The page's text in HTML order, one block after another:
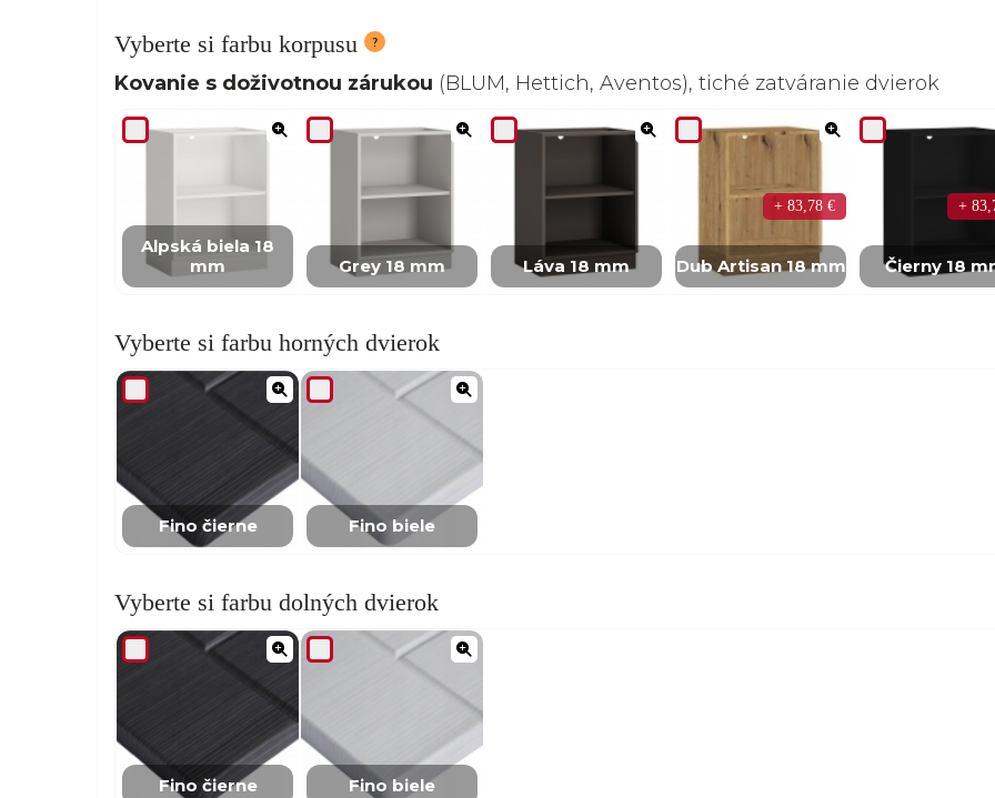
Vyberte si farbu korpusu
Kovanie s doživotnou zárukou (BLUM, Hettich, Aventos), tiché zatváranie dvierok
Alpská biela 18
mm
Grey 18 mm Láva 18 mm Dub Artisan 18 mm
+ 83,78 €
Čierny 18
+
Vyberte si farbu horných dvierok
Fino čierne Fino biele
Vyberte si farbu dolných dvierok
Fino čierne Fino biele